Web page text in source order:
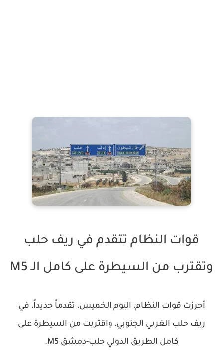
قوات النظام تتقدم في ريف حلب
وتقترب من السيطرة على كامل الـ M5
أحرزت قوات النظام، اليوم الخميس، تقدماً جديداً، في
ريف حلب الغربي الجنوبي، واقتربت من السيطرة على
كامل الطريق الدولي حلب-دمشق M5.